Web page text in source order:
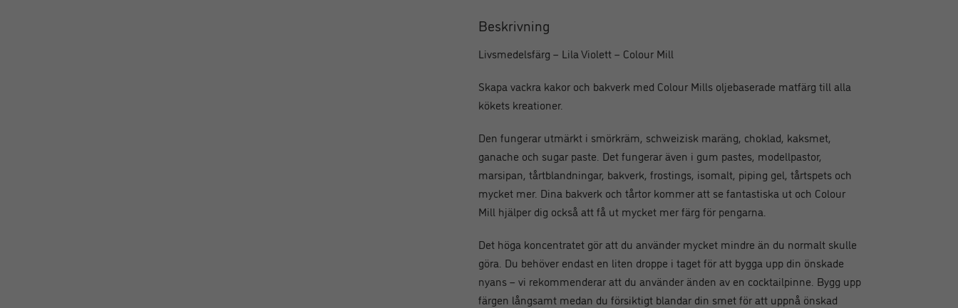
Beskrivning
Livsmedelsfärg – Lila Violett – Colour Mill
Skapa vackra kakor och bakverk med Colour Mills oljebaserade matfärg till alla
kökets kreationer.
Den fungerar utmärkt i smörkräm, schweizisk maräng, choklad, kaksmet,
ganache och sugar paste. Det fungerar även i gum pastes, modellpastor,
marsipan, tårtblandningar, bakverk, frostings, isomalt, piping gel, tårtspets och
mycket mer. Dina bakverk och tårtor kommer att se fantastiska ut och Colour
Mill hjälper dig också att få ut mycket mer färg för pengarna.
Det höga koncentratet gör att du använder mycket mindre än du normalt skulle
göra. Du behöver endast en liten droppe i taget för att bygga upp din önskade
nyans – vi rekommenderar att du använder änden av en cocktailpinne. Bygg upp
färgen långsamt medan du försiktigt blandar din smet för att uppnå önskad